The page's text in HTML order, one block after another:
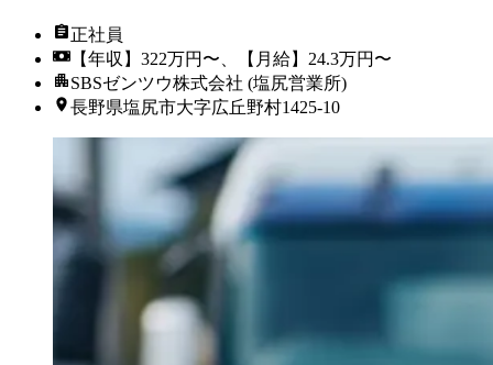
正社員
【年収】322万円〜、【月給】24.3万円〜
SBSゼンツウ株式会社 (塩尻営業所)
長野県塩尻市大字広丘野村1425-10